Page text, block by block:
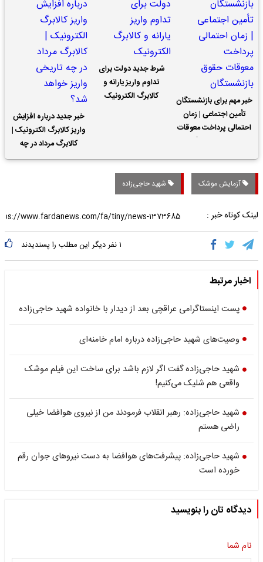
خبر مهم برای بازنشستگان
تأمین اجتماعی | زمان
احتمالی پرداخت معوقات
شرط جدید دولت برای
تداوم واریز یارانه و
کالابرگ الکترونیک
خبر جدید درباره افزایش
واریز کالابرگ الکترونیک |
کالابرگ مرداد در چه
تاریخی واریز خواهد شد؟
آزمایش موشک شهید حاجی‌زاده
لینک کوتاه خبر :
۱نفر دیگر این مطلب را پسندیدند
اخبار مرتبط
پست اینستاگرامی عراقچی بعد از دیدار با خانواده شهید حاجی‌زاده
وصیت‌های شهید حاجی‌زاده درباره امام خامنه‌ای
شهید حاجی‌زاده گفت اگر لازم باشد برای ساخت این فیلم موشک
واقعی هم شلیک می‌کنیم!
شهید حاجی‌زاده: رهبر انقلاب فرمودند من از نیروی هوافضا خیلی
راضی هستم
شهید حاجی‌زاده: پیشرفت‌های هوافضا به دست نیروهای جوان رقم
خورده است
دیدگاه تان را بنویسید
نام شما